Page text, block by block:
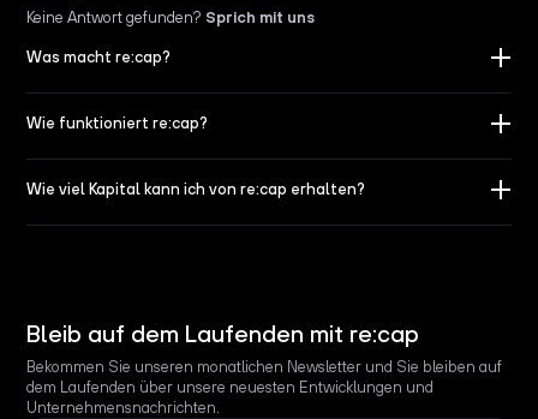
Keine Antwort gefunden? Sprich mit uns
Was macht re:cap?
Wie funktioniert re:cap?
Wie viel Kapital kann ich von re:cap erhalten?
Bleib auf dem Laufenden mit re:cap
Bekommen Sie unseren monatlichen Newsletter und Sie bleiben auf
dem Laufenden über unsere neuesten Entwicklungen und
Unternehmensnachrichten.